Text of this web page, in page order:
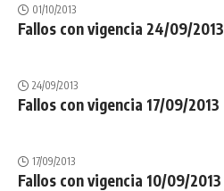
01/10/2013
Fallos con vigencia 24/09/2013
24/09/2013
Fallos con vigencia 17/09/2013
17/09/2013
Fallos con vigencia 10/09/2013